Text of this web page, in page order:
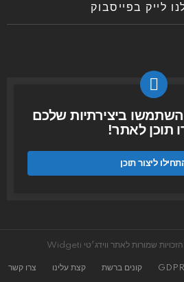
לייק בפייסבוק
ביצירתיות שלכם
תוכן לאתר!
ליצור תוכן
קונים ברשת קצת עלינו צרו קשר